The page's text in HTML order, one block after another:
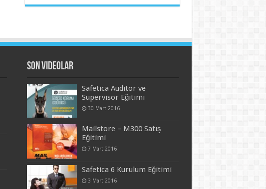
Son Videolar
Safetica Auditor ve
Supervisor Eğitimi
30 Mart 2016
Mailstore – M300 Satış
Eğitimi
7 Mart 2016
Safetica 6 Kurulum Eğitimi
3 Mart 2016